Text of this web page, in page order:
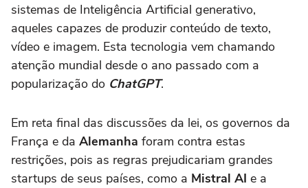
sistemas de Inteligência Artificial generativo,
aqueles capazes de produzir conteúdo de texto,
vídeo e imagem. Esta tecnologia vem chamando
atenção mundial desde o ano passado com a
popularização do ChatGPT.
Em reta final das discussões da lei, os governos da
França e da Alemanha foram contra estas
restrições, pois as regras prejudicariam grandes
startups de seus países, como a Mistral AI e a